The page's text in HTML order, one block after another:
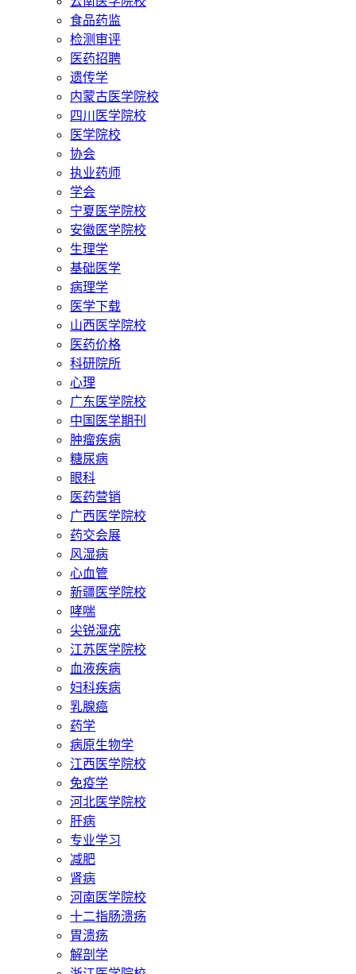
食品药监
检测审评
医药招聘
遗传学
内蒙古医学院校
四川医学院校
医学院校
协会
执业药师
学会
宁夏医学院校
安徽医学院校
生理学
基础医学
病理学
医学下载
山西医学院校
医药价格
科研院所
心理
广东医学院校
中国医学期刊
肿瘤疾病
糖尿病
眼科
医药营销
广西医学院校
药交会展
风湿病
心血管
新疆医学院校
哮喘
尖锐湿疣
江苏医学院校
血液疾病
妇科疾病
乳腺癌
药学
病原生物学
江西医学院校
免疫学
河北医学院校
肝病
专业学习
减肥
肾病
河南医学院校
十二指肠溃疡
胃溃疡
解剖学